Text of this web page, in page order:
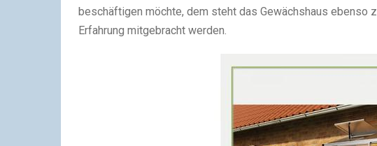
beschäftigen möchte, dem steht das Gewächshaus ebenso
Erfahrung mitgebracht werden.